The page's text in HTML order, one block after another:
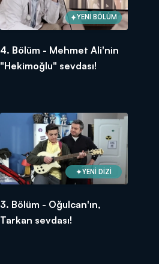
YENİ BÖLÜM
4. Bölüm - Mehmet Ali'nin
"Hekimoğlu" sevdası!
YENİ DİZİ
3. Bölüm - Oğulcan'ın,
Tarkan sevdası!